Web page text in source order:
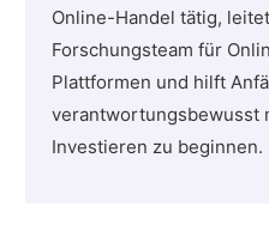
Online-Handel tätig,
Forschungsteam für
Plattformen und hilft
verantwortungsbewusst
Investieren zu beginnen.